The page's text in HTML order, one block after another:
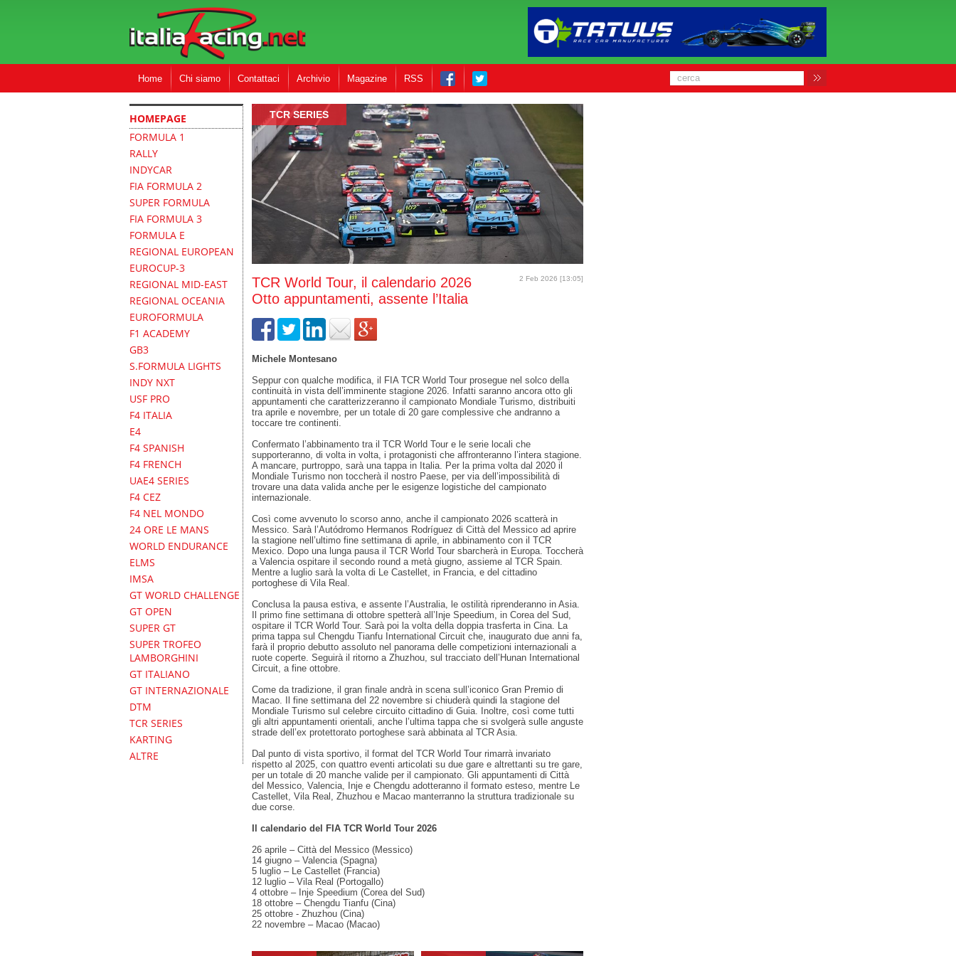
Home Chi siamo Contattaci Archivio Magazine RSS
HOMEPAGE
FORMULA 1
RALLY
INDYCAR
FIA FORMULA 2
SUPER FORMULA
FIA FORMULA 3
FORMULA E
REGIONAL EUROPEAN
EUROCUP-3
REGIONAL MID-EAST
REGIONAL OCEANIA
EUROFORMULA
F1 ACADEMY
GB3
S.FORMULA LIGHTS
INDY NXT
USF PRO
F4 ITALIA
E4
F4 SPANISH
F4 FRENCH
UAE4 SERIES
F4 CEZ
F4 NEL MONDO
24 ORE LE MANS
WORLD ENDURANCE
ELMS
IMSA
GT WORLD CHALLENGE
GT OPEN
SUPER GT
SUPER TROFEO
LAMBORGHINI
GT ITALIANO
GT INTERNAZIONALE
DTM
TCR SERIES
KARTING
ALTRE
TCR SERIES
2 Feb 2026 [13:05]
TCR World Tour, il calendario 2026
Otto appuntamenti, assente l’Italia
Michele Montesano
Seppur con qualche modifica, il FIA TCR World Tour prosegue nel solco della
continuità in vista dell’imminente stagione 2026. Infatti saranno ancora otto gli
appuntamenti che caratterizzeranno il campionato Mondiale Turismo, distribuiti
tra aprile e novembre, per un totale di 20 gare complessive che andranno a
toccare tre continenti.
Confermato l’abbinamento tra il TCR World Tour e le serie locali che
supporteranno, di volta in volta, i protagonisti che affronteranno l’intera stagione.
A mancare, purtroppo, sarà una tappa in Italia. Per la prima volta dal 2020 il
Mondiale Turismo non toccherà il nostro Paese, per via dell’impossibilità di
trovare una data valida anche per le esigenze logistiche del campionato
internazionale.
Così come avvenuto lo scorso anno, anche il campionato 2026 scatterà in
Messico. Sarà l’Autódromo Hermanos Rodríguez di Città del Messico ad aprire
la stagione nell’ultimo fine settimana di aprile, in abbinamento con il TCR
Mexico. Dopo una lunga pausa il TCR World Tour sbarcherà in Europa. Toccherà
a Valencia ospitare il secondo round a metà giugno, assieme al TCR Spain.
Mentre a luglio sarà la volta di Le Castellet, in Francia, e del cittadino
portoghese di Vila Real.
Conclusa la pausa estiva, e assente l’Australia, le ostilità riprenderanno in Asia.
Il primo fine settimana di ottobre spetterà all’Inje Speedium, in Corea del Sud,
ospitare il TCR World Tour. Sarà poi la volta della doppia trasferta in Cina. La
prima tappa sul Chengdu Tianfu International Circuit che, inaugurato due anni fa,
farà il proprio debutto assoluto nel panorama delle competizioni internazionali a
ruote coperte. Seguirà il ritorno a Zhuzhou, sul tracciato dell’Hunan International
Circuit, a fine ottobre.
Come da tradizione, il gran finale andrà in scena sull’iconico Gran Premio di
Macao. Il fine settimana del 22 novembre si chiuderà quindi la stagione del
Mondiale Turismo sul celebre circuito cittadino di Guia. Inoltre, così come tutti
gli altri appuntamenti orientali, anche l’ultima tappa che si svolgerà sulle anguste
strade dell’ex protettorato portoghese sarà abbinata al TCR Asia.
Dal punto di vista sportivo, il format del TCR World Tour rimarrà invariato
rispetto al 2025, con quattro eventi articolati su due gare e altrettanti su tre gare,
per un totale di 20 manche valide per il campionato. Gli appuntamenti di Città
del Messico, Valencia, Inje e Chengdu adotteranno il formato esteso, mentre Le
Castellet, Vila Real, Zhuzhou e Macao manterranno la struttura tradizionale su
due corse.
Il calendario del FIA TCR World Tour 2026
26 aprile – Città del Messico (Messico)
14 giugno – Valencia (Spagna)
5 luglio – Le Castellet (Francia)
12 luglio – Vila Real (Portogallo)
4 ottobre – Inje Speedium (Corea del Sud)
18 ottobre – Chengdu Tianfu (Cina)
25 ottobre - Zhuzhou (Cina)
22 novembre – Macao (Macao)